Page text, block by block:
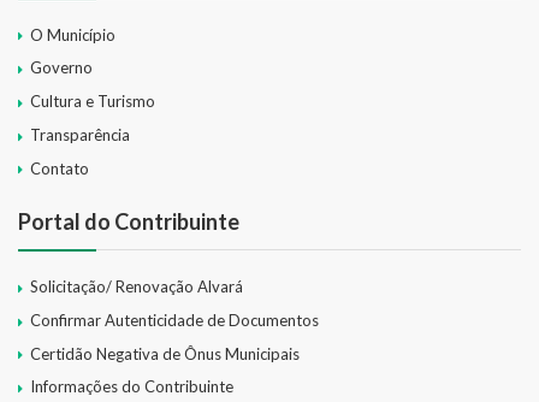
O Município
Governo
Cultura e Turismo
Transparência
Contato
Portal do Contribuinte
Solicitação/ Renovação Alvará
Confirmar Autenticidade de Documentos
Certidão Negativa de Ônus Municipais
Informações do Contribuinte